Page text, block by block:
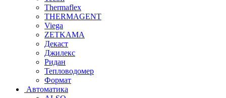
Thermaflex
THERMAGENT
Viega
ZETKAMA
Декаст
Джилекс
Ридан
Тепловодомер
Формат
Автоматика